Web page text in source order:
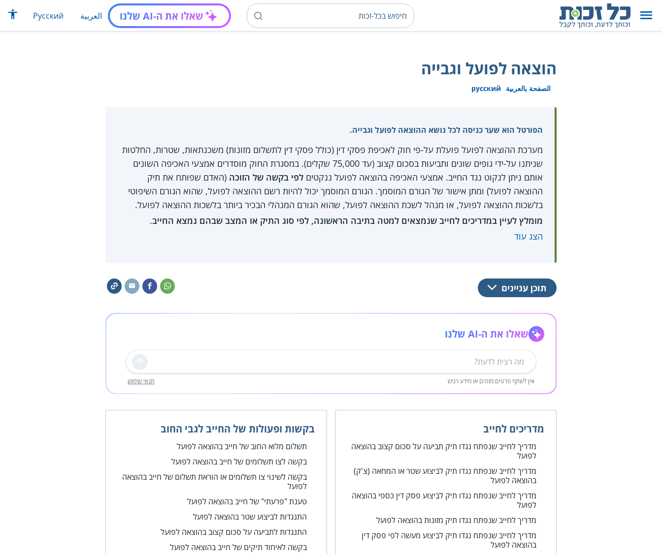
שאלו את ה-AI שלנו العربية Русский
הוצאה לפועל וגבייה
الصفحة بالعربية русский
הפורטל הוא שער כניסה לכל נושא ההוצאה לפועל וגבייה.
מערכת ההוצאה לפועל פועלת על-פי חוק לאכיפת פסקי דין (כולל פסקי דין לתשלום מזונות) משכנתאות, שטרות, החלטות
שניתנו על-ידי גופים שונים ותביעות בסכום קצוב (עד 75,000 שקלים). במסגרת החוק מוסדרים אמצעי האכיפה השונים
אותם ניתן לנקוט נגד החייב. אמצעי האכיפה בהוצאה לפועל ננקטים לפי בקשה של הזוכה (האדם שפותח את תיק
ההוצאה לפועל) ומתן אישור של הגורם המוסמך. הגורם המוסמך יכול להיות רשם ההוצאה לפועל, שהוא הגורם השיפוטי
בלשכות ההוצאה לפועל, או מנהל לשכת ההוצאה לפועל, שהוא הגורם המנהלי הבכיר ביותר בלשכות ההוצאה לפועל.
מומלץ לעיין במדריכים לחייב שנמצאים למטה בתיבה הראשונה, לפי סוג התיק או המצב שבהם נמצא החייב.
הצג עוד
תוכן עניינים
שאלו את ה-AI שלנו
שליחה
אין לשתף פרטים מזהים או מידע רגיש תנאי שימוש
מדריכים לחייב
מדריך לחייב שנפתח נגדו תיק תביעה על סכום קצוב בהוצאה
לפועל
מדריך לחייב שנפתח נגדו תיק לביצוע שטר או המחאה (צ'ק)
בהוצאה לפועל
מדריך לחייב שנפתח נגדו תיק לביצוע פסק דין כספי בהוצאה
לפועל
מדריך לחייב שנפתח נגדו תיק מזונות בהוצאה לפועל
מדריך לחייב שנפתח נגדו תיק לביצוע מעשה לפי פסק דין
בהוצאה לפועל
בקשות ופעולות של החייב לגבי החוב
תשלום מלוא החוב של חייב בהוצאה לפועל
בקשה לצו תשלומים של חייב בהוצאה לפועל
בקשה לשינוי צו תשלומים או הוראת תשלום של חייב בהוצאה
לפועל
טענת "פרעתי" של חייב בהוצאה לפועל
התנגדות לביצוע שטר בהוצאה לפועל
התנגדות לתביעה על סכום קצוב בהוצאה לפועל
בקשה לאיחוד תיקים של חייב בהוצאה לפועל